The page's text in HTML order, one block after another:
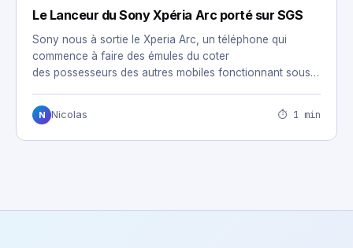
Le Lanceur du Sony Xpéria Arc porté sur SGS
Sony nous à sortie le Xperia Arc, un téléphone qui
commence à faire des émules du coter
des possesseurs des autres mobiles fonctionnant sous
N Nicolas ⏱ 1 min